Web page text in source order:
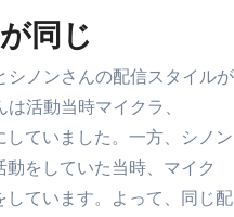
同じ
シノンさんの配信スタイルが
活動当時マイクラ、
ていました。一方、シノン
をしていた当時、マイク
ています。よって、同じ配